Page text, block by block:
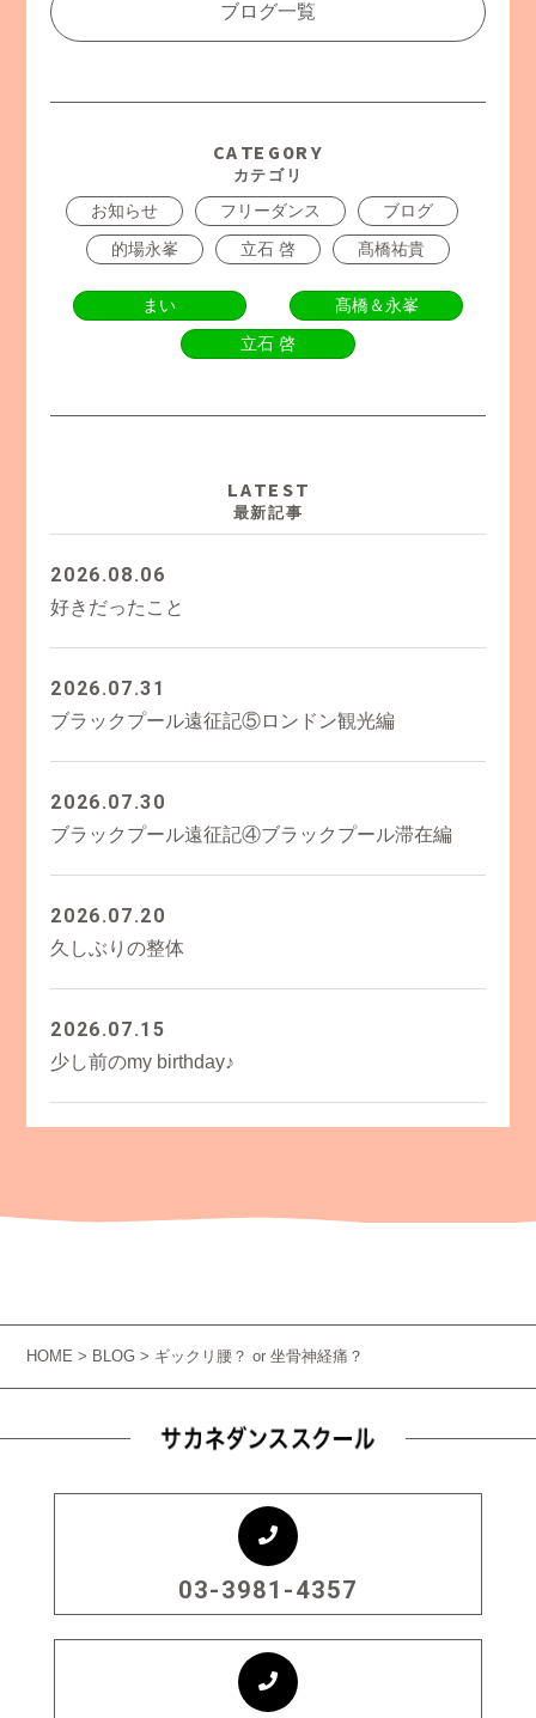
ブログ一覧
CATEGORY
カテゴリ
お知らせ フリーダンス
ブログ
的場永峯
立石 啓 髙橋祐貴
まい
髙橋＆永峯
立石 啓
LATEST
最新記事
2026.08.06
好きだったこと
2026.07.31
ブラックプール遠征記⑤ロンドン観光編
2026.07.30
ブラックプール遠征記④ブラックプール滞在編
2026.07.20
久しぶりの整体
2026.07.15
少し前のmy birthday♪
HOME> BLOG > ギックリ腰？ or 坐骨神経痛？
03-3981-4357